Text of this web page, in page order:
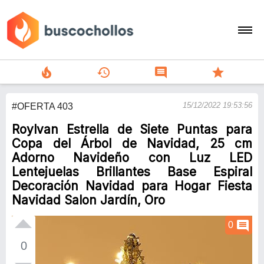
search
person
add
Menu
local_fire_department history comment star
#OFERTA 403 15/12/2022 19:53:56
Roylvan Estrella de Siete Puntas para
Copa del Árbol de Navidad, 25 cm
Adorno Navideño con Luz LED
Lentejuelas Brillantes Base Espiral
Decoración Navidad para Hogar Fiesta
Navidad Salon Jardín, Oro
0
0 comment